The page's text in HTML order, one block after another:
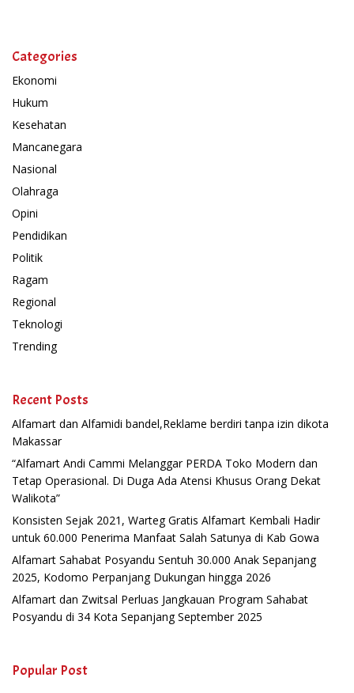
Categories
Ekonomi
Hukum
Kesehatan
Mancanegara
Nasional
Olahraga
Opini
Pendidikan
Politik
Ragam
Regional
Teknologi
Trending
Recent Posts
Alfamart dan Alfamidi bandel,Reklame berdiri tanpa izin dikota
Makassar
“Alfamart Andi Cammi Melanggar PERDA Toko Modern dan
Tetap Operasional. Di Duga Ada Atensi Khusus Orang Dekat
Walikota”
Konsisten Sejak 2021, Warteg Gratis Alfamart Kembali Hadir
untuk 60.000 Penerima Manfaat Salah Satunya di Kab Gowa
Alfamart Sahabat Posyandu Sentuh 30.000 Anak Sepanjang
2025, Kodomo Perpanjang Dukungan hingga 2026
Alfamart dan Zwitsal Perluas Jangkauan Program Sahabat
Posyandu di 34 Kota Sepanjang September 2025
Popular Post